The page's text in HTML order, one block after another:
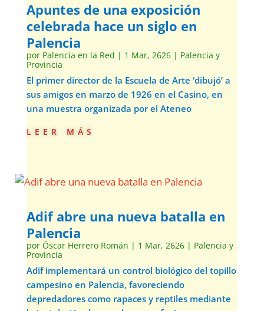
Apuntes de una exposición
celebrada hace un siglo en
Palencia
por Palencia en la Red | 1 Mar, 2626| Palencia y
Provincia
El primer director de la Escuela de Arte ‘dibujó’ a
sus amigos en marzo de 1926 en el Casino, en
una muestra organizada por el Ateneo
leer más
Adif abre una nueva batalla en
Palencia
por Óscar Herrero Román | 1 Mar, 2626| Palencia y
Provincia
Adif implementará un control biológico del topillo
campesino en Palencia, favoreciendo
depredadores como rapaces y reptiles mediante